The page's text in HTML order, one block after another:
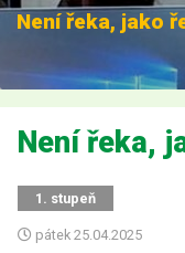
Není řeka, jako
Není řeka,
1. stupeň
pátek 25.04.2025